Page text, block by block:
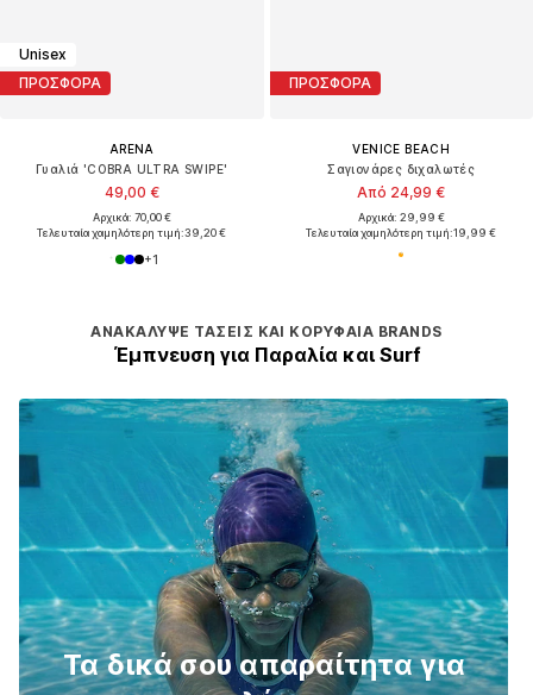
Unisex
ΠΡΟΣΦΟΡΑ
ARENA
Γυαλιά 'COBRA ULTRA SWIPE'
49,00 €
Αρχικά: 70,00 €
Τελευταία χαμηλότερη τιμή:39,20 €
+1
ΠΡΟΣΦΟΡΑ
VENICE BEACH
Σαγιονάρες διχαλωτές
Από 24,99 €
Αρχικά: 29,99 €
Τελευταία χαμηλότερη τιμή:19,99 €
ΑΝΑΚΆΛΥΨΕ ΤΆΣΕΙΣ ΚΑΙ ΚΟΡΥΦΑΊΑ BRANDS
Έμπνευση για Παραλία και Surf
Τα δικά σου απαραίτητα για